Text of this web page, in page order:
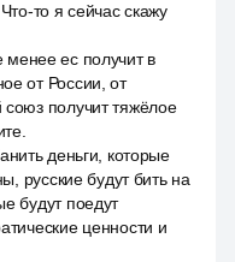
то я сейчас скажу
ес получит в
от России, от
получит тяжёлое
деньги, которые
русские будут бить на
будут поедут
ценности и